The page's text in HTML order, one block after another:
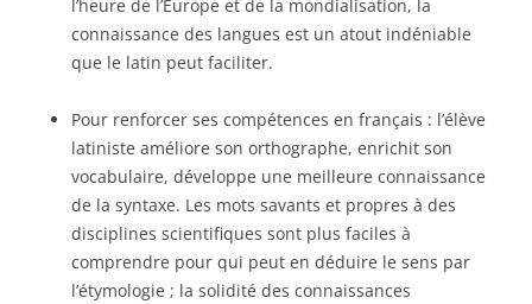
l’heure de l’Europe et de la mondialisation, la
connaissance des langues est un atout indéniable
que le latin peut faciliter.
Pour renforcer ses compétences en français : l’élève
latiniste améliore son orthographe, enrichit son
vocabulaire, développe une meilleure connaissance
de la syntaxe. Les mots savants et propres à des
disciplines scientifiques sont plus faciles à
comprendre pour qui peut en déduire le sens par
l’étymologie ; la solidité des connaissances